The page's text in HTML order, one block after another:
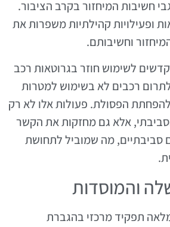
חשיבות המיחזור בקרב הציבור.
ופעילויות קהילתיות משפרות את
וחשיבותם.
לשימוש חוזר בגרוטאות רכב
לתרום רכבים לא בשימוש למטרות
הפסולת. פעולות אלו לא רק
אלא גם מחזקות את הקשר
סביבתיים, מה שמוביל לתחושת
והמוסדות
תפקיד מרכזי בהגברת